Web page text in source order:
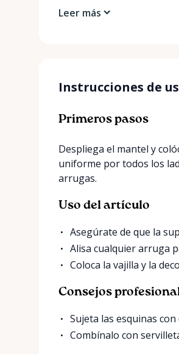
Leer más
Instrucciones de
Primeros pasos
Despliega el mantel y
uniforme por todos los
arrugas.
Uso del artículo
Asegúrate de que la
Alisa cualquier arruga
Coloca la vajilla y la
Consejos
Sujeta las esquinas
Combínalo con